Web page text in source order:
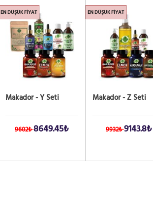
EN DÜŞÜK FIYAT
Makador - Y Seti
9602₺8649.45₺
EN DÜŞÜK FIYAT
Makador - Z Seti
9932₺9143.8₺